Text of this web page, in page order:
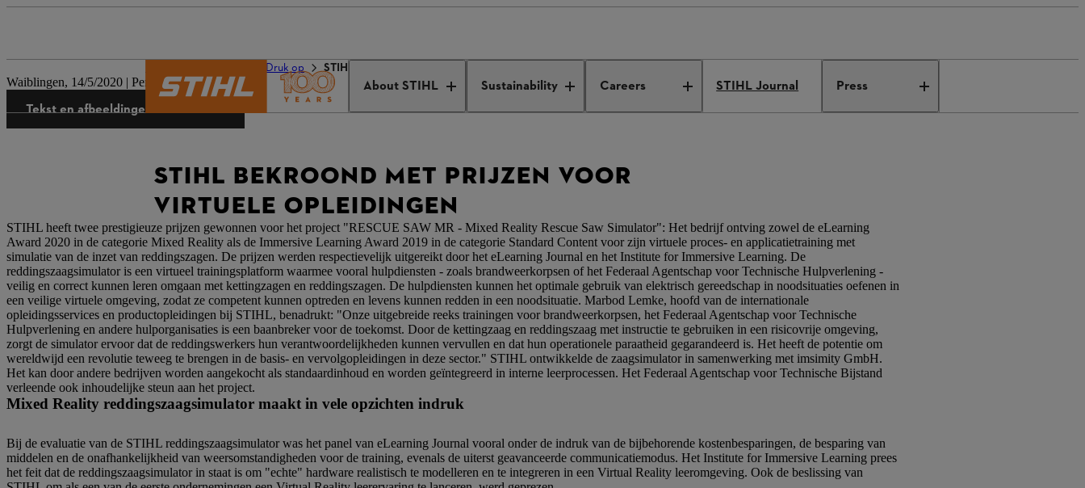
About STIHL Sustainability Careers STIHL Journal Press
Druk op STIHL honored with highly acclaimed awards for virtual training
Waiblingen, 14/5/2020 | Persbericht bedrijf
Tekst en afbeeldingen downloaden
STIHL BEKROOND MET PRIJZEN VOOR
VIRTUELE OPLEIDINGEN
STIHL heeft twee prestigieuze prijzen gewonnen voor het project "RESCUE SAW MR - Mixed Reality Rescue Saw Simulator": Het bedrijf ontving zowel de eLearning
Award 2020 in de categorie Mixed Reality als de Immersive Learning Award 2019 in de categorie Standard Content voor zijn virtuele proces- en applicatietraining met
simulatie van de inzet van reddingszagen. De prijzen werden respectievelijk uitgereikt door het eLearning Journal en het Institute for Immersive Learning. De
reddingszaagsimulator is een virtueel trainingsplatform waarmee vooral hulpdiensten - zoals brandweerkorpsen of het Federaal Agentschap voor Technische Hulpverlening -
veilig en correct kunnen leren omgaan met kettingzagen en reddingszagen. De hulpdiensten kunnen het optimale gebruik van elektrisch gereedschap in noodsituaties oefenen in
een veilige virtuele omgeving, zodat ze competent kunnen optreden en levens kunnen redden in een noodsituatie. Marbod Lemke, hoofd van de internationale
opleidingsservices en productopleidingen bij STIHL, benadrukt: "Onze uitgebreide reeks trainingen voor brandweerkorpsen, het Federaal Agentschap voor Technische
Hulpverlening en andere hulporganisaties is een baanbreker voor de toekomst. Door de kettingzaag en reddingszaag met instructie te gebruiken in een risicovrije omgeving,
zorgt de simulator ervoor dat de reddingswerkers hun verantwoordelijkheden kunnen vervullen en dat hun operationele paraatheid gegarandeerd is. Het heeft de potentie om
wereldwijd een revolutie teweeg te brengen in de basis- en vervolgopleidingen in deze sector." STIHL ontwikkelde de zaagsimulator in samenwerking met imsimity GmbH.
Het kan door andere bedrijven worden aangekocht als standaardinhoud en worden geïntegreerd in interne leerprocessen. Het Federaal Agentschap voor Technische Bijstand
verleende ook inhoudelijke steun aan het project.
Mixed Reality reddingszaagsimulator maakt in vele opzichten indruk
Bij de evaluatie van de STIHL reddingszaagsimulator was het panel van eLearning Journal vooral onder de indruk van de bijbehorende kostenbesparingen, de besparing van
middelen en de onafhankelijkheid van weersomstandigheden voor de training, evenals de uiterst geavanceerde communicatiemodus. Het Institute for Immersive Learning prees
het feit dat de reddingszaagsimulator in staat is om "echte" hardware realistisch te modelleren en te integreren in een Virtual Reality leeromgeving. Ook de beslissing van